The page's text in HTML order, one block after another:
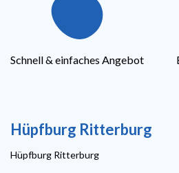
Schnell & einfaches Angebot
Hüpfburg Ritterburg
Hüpfburg Ritterburg